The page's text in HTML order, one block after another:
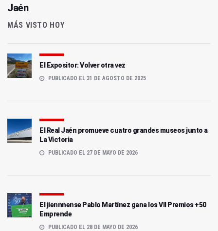
Jaén
MÁS VISTO HOY
El Expositor: Volver otra vez
PUBLICADO EL 31 DE AGOSTO DE 2025
El Real Jaén promueve cuatro grandes museos junto a
La Victoria
PUBLICADO EL 27 DE MAYO DE 2026
El jiennnense Pablo Martínez gana los VII Premios +50
Emprende
PUBLICADO EL 28 DE MAYO DE 2026